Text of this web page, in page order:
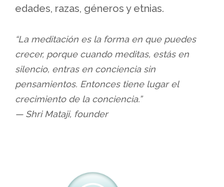
edades, razas, géneros y etnias.
“La meditación es la forma en que puedes
crecer, porque cuando meditas, estás en
silencio, entras en conciencia sin
pensamientos. Entonces tiene lugar el
crecimiento de la conciencia.”
— Shri Mataji, founder